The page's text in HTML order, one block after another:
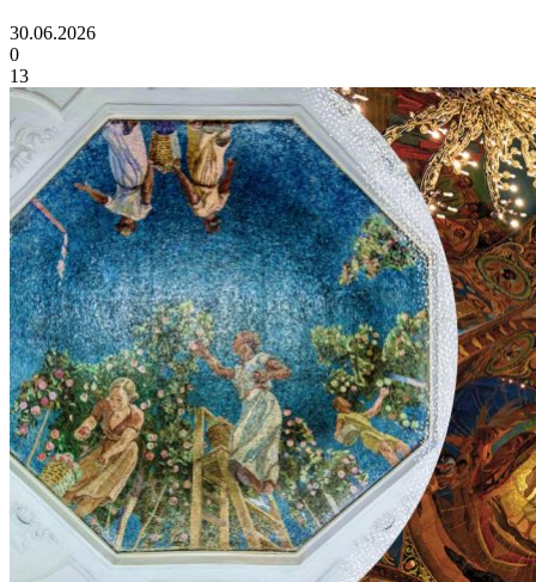
30.06.2026
0
13